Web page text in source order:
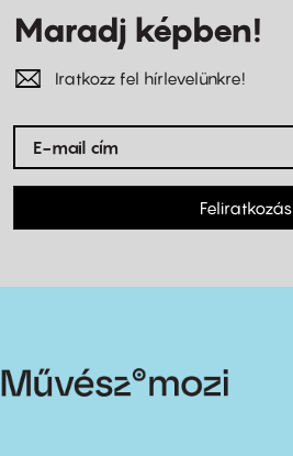
Maradj képben!
Iratkozz fel hírlevelünkre!
Feliratkozás